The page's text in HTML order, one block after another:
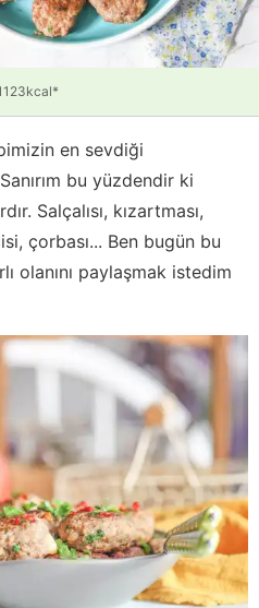
en sevdiği
bu yüzdendir ki
Salçalısı, kızartması,
çorbası... Ben bugün bu
olanını paylaşmak istedim